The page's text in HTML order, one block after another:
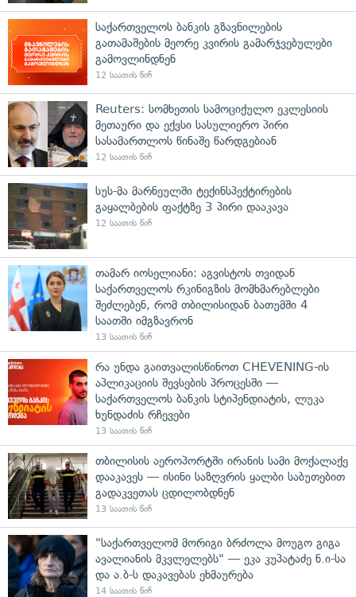
საქართველოს ბანკის გზავნილების
გათამაშების მეორე კვირის გამარჯვებულები
გამოვლინდნენ
12 საათის წინ
Reuters: სომხეთის სამოციქულო ეკლესიის
მეთაური და ექვსი სასულიერო პირი
სასამართლოს წინაშე წარდგებიან
12 საათის წინ
სუს-მა მარნეულში ტექინსპექტირების
გაყალბების ფაქტზე 3 პირი დააკავა
12 საათის წინ
თამარ იოსელიანი: აგვისტოს თვიდან
საქართველოს რკინიგზის მომხმარებლები
შეძლებენ, რომ თბილისიდან ბათუმში 4
საათში იმგზავრონ
13 საათის წინ
რა უნდა გაითვალისწინოთ CHEVENING-ის
აპლიკაციის შევსების პროცესში —
საქართველოს ბანკის სტიპენდიატის, ლუკა
ხუნდაძის რჩევები
13 საათის წინ
თბილისის აეროპორტში ირანის სამი მოქალაქე
დააკავეს — ისინი საზღვრის ყალბი საბუთებით
გადაკვეთას ცდილობდნენ
13 საათის წინ
"საქართველომ მორიგი ბრძოლა მოუგო გიგა
ავალიანის მკვლელებს" — ეკა კუპატაძე ნ.ი-სა
და ა.ბ-ს დაკავებას ეხმაურება
14 საათის წინ